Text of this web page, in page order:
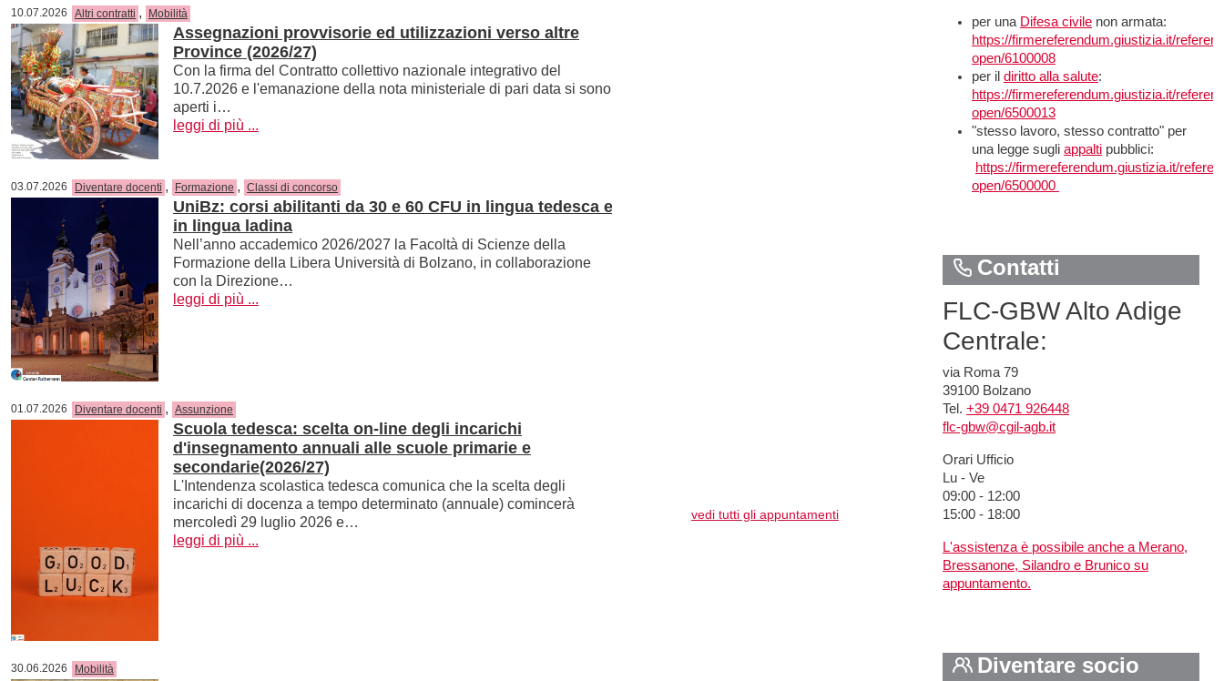
10.07.2026 Altri contratti , Mobilità
Assegnazioni provvisorie ed utilizzazioni verso altre
Province (2026/27)
Con la firma del Contratto collettivo nazionale integrativo del
10.7.2026 e l'emanazione della nota ministeriale di pari data si sono
aperti i…
leggi di più ...
03.07.2026 Diventare docenti , Formazione , Classi di concorso
UniBz: corsi abilitanti da 30 e 60 CFU in lingua tedesca e
in lingua ladina
Nell’anno accademico 2026/2027 la Facoltà di Scienze della
Formazione della Libera Università di Bolzano, in collaborazione
con la Direzione…
leggi di più ...
01.07.2026 Diventare docenti , Assunzione
Scuola tedesca: scelta on-line degli incarichi
d'insegnamento annuali alle scuole primarie e
secondarie(2026/27)
L'Intendenza scolastica tedesca comunica che la scelta degli
incarichi di docenza a tempo determinato (annuale) comincerà
mercoledì 29 luglio 2026 e…
leggi di più ...
30.06.2026 Mobilità
vedi tutti gli appuntamenti
per una Difesa civile non armata:
https://firmereferendum.giustizia.it/
open/6100008
per il diritto alla salute:
https://firmereferendum.giustizia.it/
open/6500013
"stesso lavoro, stesso contratto" per
una legge sugli appalti pubblici:
https://firmereferendum.giustizia.it/
open/6500000
Contatti
FLC-GBW Alto Adige
Centrale:
via Roma 79
39100 Bolzano
Tel. +39 0471 926448
flc-gbw@cgil-agb.it
Orari Ufficio
Lu - Ve
09:00 - 12:00
15:00 - 18:00
L'assistenza è possibile anche a Merano,
Bressanone, Silandro e Brunico su
appuntamento.
Diventare socio